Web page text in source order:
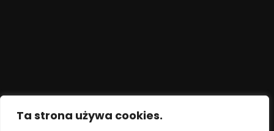
Ta strona używa cookies.